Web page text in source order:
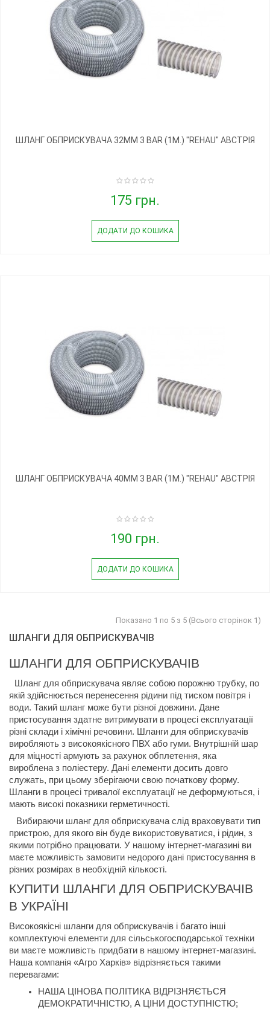
ШЛАНГ ОБПРИСКУВАЧА 32ММ 3 BAR (1М.) "REHAU" АВСТРІЯ
175 грн.
ДОДАТИ ДО КОШИКА
ШЛАНГ ОБПРИСКУВАЧА 40ММ 3 BAR (1М.) "REHAU" АВСТРІЯ
190 грн.
ДОДАТИ ДО КОШИКА
Показано 1 по 5 з 5 (Всього сторінок 1)
ШЛАНГИ ДЛЯ ОБПРИСКУВАЧІВ
ШЛАНГИ ДЛЯ ОБПРИСКУВАЧІВ
Шланг для обприскувача являє собою порожню трубку, по
якій здійснюється перенесення рідини під тиском повітря і
води. Такий шланг може бути різної довжини. Дане
пристосування здатне витримувати в процесі експлуатації
різні склади і хімічні речовини. Шланги для обприскувачів
виробляють з високоякісного ПВХ або гуми. Внутрішній шар
для міцності армують за рахунок обплетення, яка
вироблена з поліестеру. Дані елементи досить довго
служать, при цьому зберігаючи свою початкову форму.
Шланги в процесі тривалої експлуатації не деформуються, і
мають високі показники герметичності.
Вибираючи шланг для обприскувача слід враховувати тип
пристрою, для якого він буде використовуватися, і рідин, з
якими потрібно працювати. У нашому інтернет-магазині ви
маєте можливість замовити недорого дані пристосування в
різних розмірах в необхідній кількості.
КУПИТИ ШЛАНГИ ДЛЯ ОБПРИСКУВАЧІВ
В УКРАЇНІ
Високоякісні шланги для обприскувачів і багато інші
комплектуючі елементи для сільськогосподарської техніки
ви маєте можливість придбати в нашому інтернет-магазині.
Наша компанія «Агро Харків» відрізняється такими
перевагами:
НАША ЦІНОВА ПОЛІТИКА ВІДРІЗНЯЄТЬСЯ
ДЕМОКРАТИЧНІСТЮ, А ЦІНИ ДОСТУПНІСТЮ;